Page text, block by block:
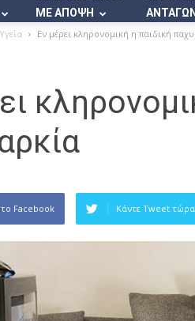
ΜΕ ΑΠΟΨΗ
Υγεία Εν μέρει κληρονομική η παιδική
Facebook Κάντε Tweet τώρα